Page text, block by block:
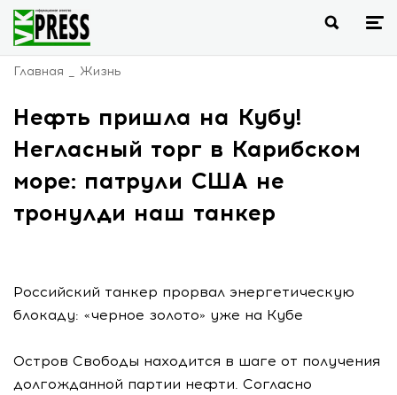
Главная Жизнь
Нефть пришла на Кубу!
Негласный торг в Карибском
море: патрули США не
тронулди наш танкер
Российский танкер прорвал энергетическую
блокаду: «черное золото» уже на Кубе
Остров Свободы находится в шаге от получения
долгожданной партии нефти. Согласно